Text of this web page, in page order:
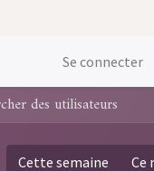
Se connecter
Cette semaine Ce